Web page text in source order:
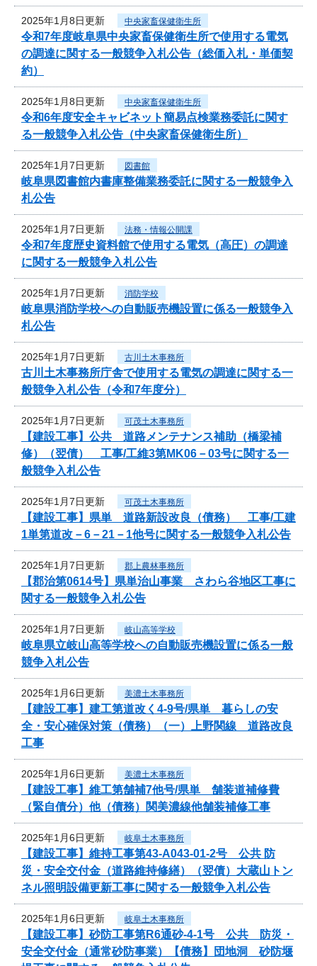
2025年1月8日更新 中央家畜保健衛生所
令和7年度岐阜県中央家畜保健衛生所で使用する電気
の調達に関する一般競争入札公告（総価入札・単価契
約）
2025年1月8日更新 中央家畜保健衛生所
令和6年度安全キャビネット簡易点検業務委託に関す
る一般競争入札公告（中央家畜保健衛生所）
2025年1月7日更新 図書館
岐阜県図書館内書庫整備業務委託に関する一般競争入
札公告
2025年1月7日更新 法務・情報公開課
令和7年度歴史資料館で使用する電気（高圧）の調達
に関する一般競争入札公告
2025年1月7日更新 消防学校
岐阜県消防学校への自動販売機設置に係る一般競争入
札公告
2025年1月7日更新 古川土木事務所
古川土木事務所庁舎で使用する電気の調達に関する一
般競争入札公告（令和7年度分）
2025年1月7日更新 可茂土木事務所
【建設工事】公共 道路メンテナンス補助（橋梁補
修）（翌債） 工事/工維3第MK06－03号に関する一
般競争入札公告
2025年1月7日更新 可茂土木事務所
【建設工事】県単 道路新設改良（債務） 工事/工建
1単第道改－6－21－1他号に関する一般競争入札公告
2025年1月7日更新 郡上農林事務所
【郡治第0614号】県単治山事業 さわら谷地区工事に
関する一般競争入札公告
2025年1月7日更新 岐山高等学校
岐阜県立岐山高等学校への自動販売機設置に係る一般
競争入札公告
2025年1月6日更新 美濃土木事務所
【建設工事】建工第道改く4-9号/県単 暮らしの安
全・安心確保対策（債務）（一）上野関線 道路改良
工事
2025年1月6日更新 美濃土木事務所
【建設工事】維工第舗補7他号/県単 舗装道補修費
（緊自債分）他（債務）関美濃線他舗装補修工事
2025年1月6日更新 岐阜土木事務所
【建設工事】維持工事第43-A043-01-2号 公共 防
災・安全交付金（道路維持修繕）（翌債）大蔵山トン
ネル照明設備更新工事に関する一般競争入札公告
2025年1月6日更新 岐阜土木事務所
【建設工事】砂防工事第R6通砂-4-1号 公共 防災・
安全交付金（通常砂防事業）【債務】団地洞 砂防堰